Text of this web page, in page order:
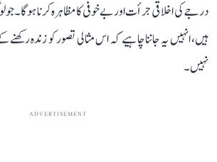
درجے کی اخلاقی جرأت اور بے خوفی کا مظاہرہ کرنا ہوگا۔ جو
ہیں، انہیں یہ جاننا چاہیے کہ اس مثالی تصور کو زندہ
نہیں۔
ADVERTISEMENT